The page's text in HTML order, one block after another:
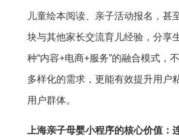
儿童绘本阅读、亲子活动报名，甚
块与其他家长交流育儿经验，分享
种“内容+电商+服务”的融合模式，
多样化的需求，更能有效提升用户
用户群体。
上海亲子母婴小程序的核心价值：